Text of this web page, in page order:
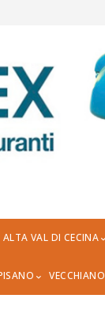
ALTA VAL DI CECINA
VECCHIANO